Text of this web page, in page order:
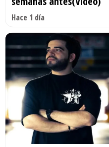
Hace 1 día